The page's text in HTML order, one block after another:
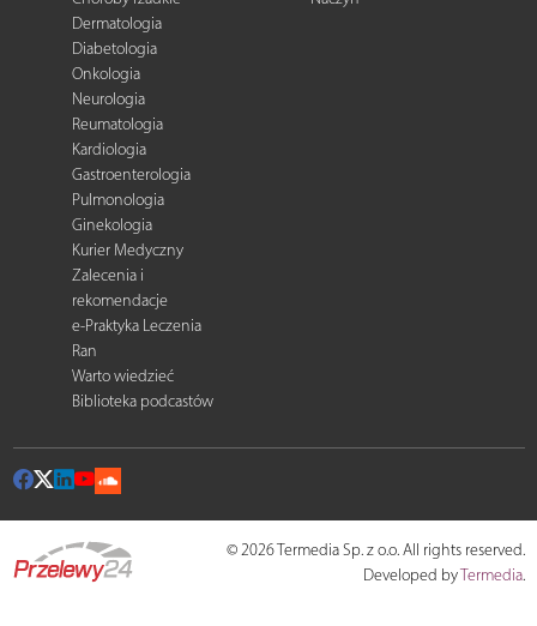
Dermatologia
Diabetologia
Onkologia
Neurologia
Reumatologia
Kardiologia
Gastroenterologia
Pulmonologia
Ginekologia
Kurier Medyczny
Zalecenia i
rekomendacje
e-Praktyka Leczenia
Ran
Warto wiedzieć
Biblioteka podcastów
© 2026 Termedia Sp. z o.o. All rights reserved.
Developed byTermedia.